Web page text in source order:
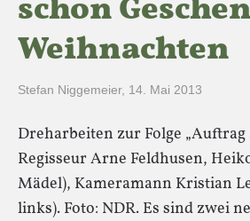
schon
Weihnachten
Stefan Niggemeier, 14. Mai 2013
Dreharbeiten zur Folge „Auftrag
Regisseur Arne Feldhusen,
Mädel), Kameramann Kristian
links). Foto: NDR. Es sind zwei